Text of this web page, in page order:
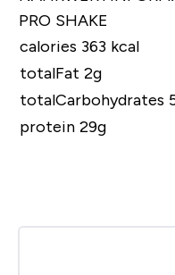
PRO SHAKE
calories 363 kcal
totalFat 2g
totalCarbohydrates
protein 29g